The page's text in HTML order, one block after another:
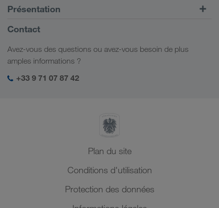
Portail client CONNECT
Solutions numériques
Mon espace de connexion LKW WALTER
Europe
Caucase
Asie Centrale
Moyen-Orient
Afrique du Nord
Présentation
Informations générales
Responsabilité sociale
Contact
Avez-vous des questions ou avez-vous besoin de plus
amples informations ?
+33 9 71 07 87 42
Plan du site
Conditions d'utilisation
Protection des données